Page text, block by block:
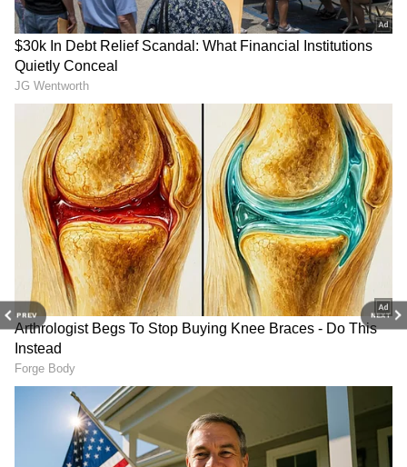
PREV NEXT
திரையரங்குகளை அடைந்தது. ஆரம்பத்தில்
மே 14ஆம் தேதி வெளியாகும் என
அறிவிக்கப்பட்டிருந்த நிலையில், திடீர்
காரணங்களால் படம் தள்ளிப்போனது.
இதனால் ரசிகர்கள் ஏமாற்றமடைந்தனர்.
அந்த சமயத்தில் இயக்குநர் ஆர்.ஜே.
பாலாஜி வெளியிட்ட உணர்ச்சிப்பூர்வமான
வீடியோ சமூக வலைதளங்களில் பரவலாக
பேசப்பட்டது.